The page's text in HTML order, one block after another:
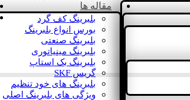
مقاله ها
بلبرینگ کف گرد
بورس انواع بلبرینگ
بلبرینگ صنعتی
بلبرینگ مینیاتوری
بلبرینگ بک استاپ
گریس SKF
بلبرینگ های خود تنظیم
ویژگی های بلبرینگ اصلی